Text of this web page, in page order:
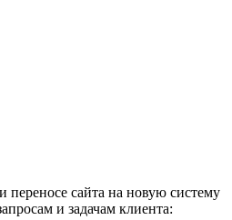
сайта на новую систему
и задачам клиента: